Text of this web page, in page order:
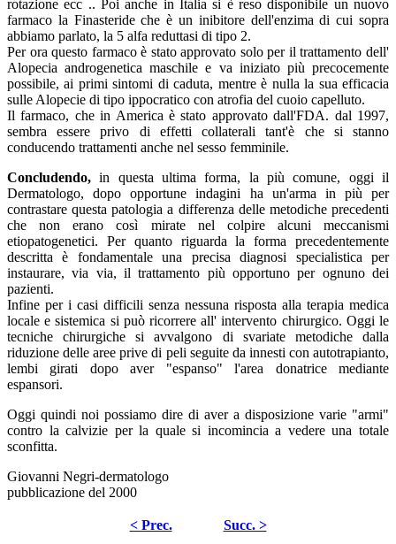
rotazione ecc .. Poi anche in Italia si è reso disponibile un nuovo
farmaco la Finasteride che è un inibitore dell'enzima di cui sopra
abbiamo parlato, la 5 alfa reduttasi di tipo 2.
Per ora questo farmaco è stato approvato solo per il trattamento dell'
Alopecia androgenetica maschile e va iniziato più precocemente
possibile, ai primi sintomi di caduta, mentre è nulla la sua efficacia
sulle Alopecie di tipo ippocratico con atrofia del cuoio capelluto.
Il farmaco, che in America è stato approvato dall'FDA. dal 1997,
sembra essere privo di effetti collaterali tant'è che si stanno
conducendo trattamenti anche nel sesso femminile.
Concludendo, in questa ultima forma, la più comune, oggi il
Dermatologo, dopo opportune indagini ha un'arma in più per
contrastare questa patologia a differenza delle metodiche precedenti
che non erano così mirate nel colpire alcuni meccanismi
etiopatogenetici. Per quanto riguarda la forma precedentemente
descritta è fondamentale una precisa diagnosi specialistica per
instaurare, via via, il trattamento più opportuno per ognuno dei
pazienti.
Infine per i casi difficili senza nessuna risposta alla terapia medica
locale e sistemica si può ricorrere all' intervento chirurgico. Oggi le
tecniche chirurgiche si avvalgono di svariate metodiche dalla
riduzione delle aree prive di peli seguite da innesti con autotrapianto,
lembi girati dopo aver "espanso" l'area donatrice mediante
espansori.
Oggi quindi noi possiamo dire di aver a disposizione varie "armi"
contro la calvizie per la quale si incomincia a vedere una totale
sconfitta.
Giovanni Negri-dermatologo
pubblicazione del 2000
< Prec. Succ. >